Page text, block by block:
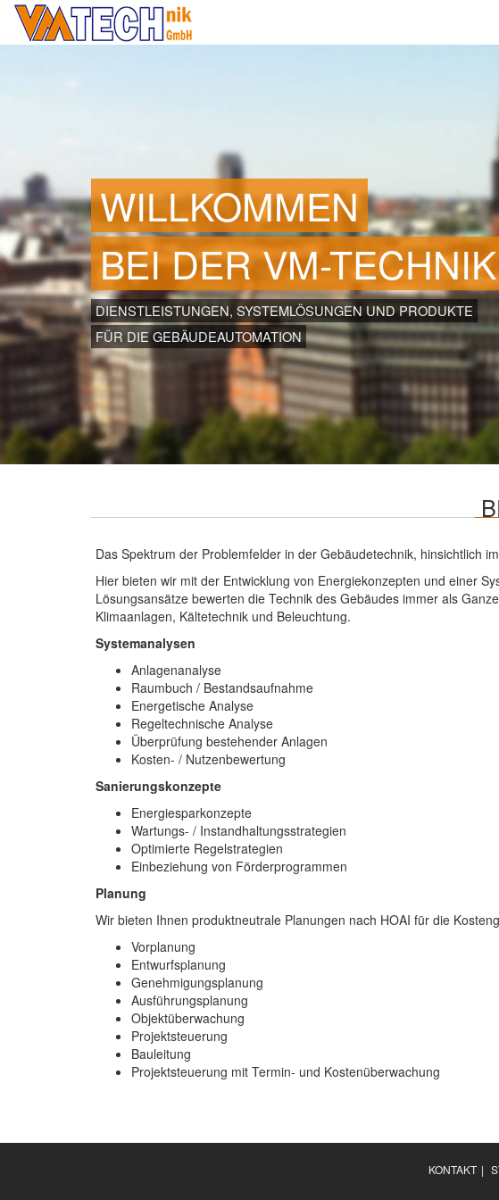
WILLKOMMEN
BEI DER VM-
DIENSTLEISTUNGEN, SYSTEMLÖSUNGEN UND PRODUKTE
FÜR DIE GEBÄUDEAUTOMATION
Das Spektrum der Problemfelder in der Gebäudetechnik, hinsichtlich
Hier bieten wir mit der Entwicklung von Energiekonzepten und einer
Lösungsansätze bewerten die Technik des Gebäudes immer als
Klimaanlagen, Kältetechnik und Beleuchtung.
Systemanalysen
Anlagenanalyse
Raumbuch / Bestandsaufnahme
Energetische Analyse
Regeltechnische Analyse
Überprüfung bestehender Anlagen
Kosten- / Nutzenbewertung
Sanierungskonzepte
Energiesparkonzepte
Wartungs- / Instandhaltungsstrategien
Optimierte Regelstrategien
Einbeziehung von Förderprogrammen
Planung
Wir bieten Ihnen produktneutrale Planungen nach HOAI für die
Vorplanung
Entwurfsplanung
Genehmigungsplanung
Ausführungsplanung
Objektüberwachung
Projektsteuerung
Bauleitung
Projektsteuerung mit Termin- und Kostenüberwachung
KONTAKT |